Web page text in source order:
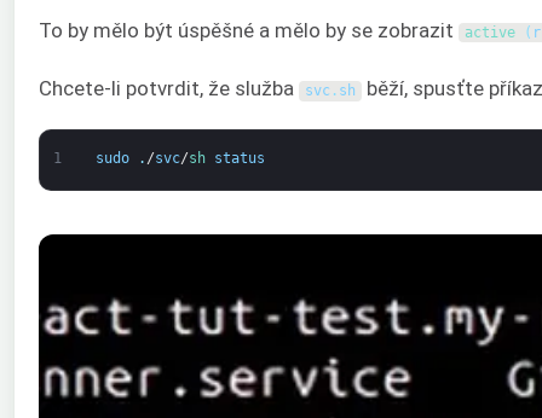
To by mělo být úspěšné a mělo by se zobrazit active (
Chcete-li potvrdit, že služba svc . sh běží, spusťte
1 sudo . /svc/sh status